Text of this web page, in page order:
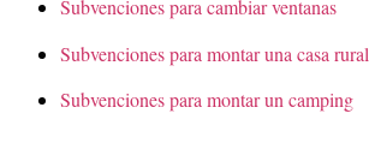
Subvenciones para cambiar ventanas
Subvenciones para montar una casa rural
Subvenciones para montar un camping